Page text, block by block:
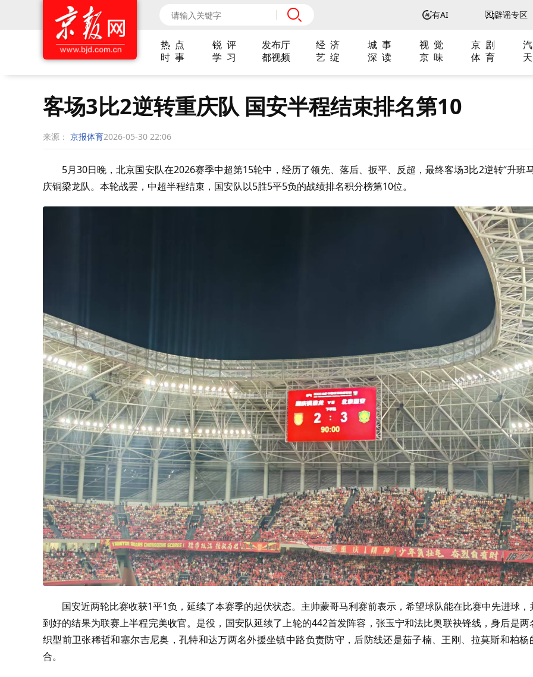
有AI 辟谣专区
热 点 锐 评 发布厅 经 济 城 事 视 觉 京 剧
时 事
学 习 都视频 艺 绽 深 读 京 味 体 育
客场3比2逆转重庆队 国安半程结束排名第10
来源： 京报体育2026-05-30 22:06
5月30日晚，北京国安队在2026赛季中超第15轮中，经历了领先、落后、扳平、反超，最终客场3比2逆转“升班
庆铜梁龙队。本轮战罢，中超半程结束，国安队以5胜5平5负的战绩排名积分榜第10位。
国安近两轮比赛收获1平1负，延续了本赛季的起伏状态。 主帅蒙哥马利赛前表示，希望球队能在比赛中先进球，
到好的结果为联赛上半程完美收官。 是役，国安队延续了上轮的442首发阵容，张玉宁和法比奥联袂锋线，身后是两
织型前卫张稀哲和塞尔吉尼奥，孔特和达万两名外援坐镇中路负责防守，后防线还是茹子楠、王刚、拉莫斯和柏杨
合。